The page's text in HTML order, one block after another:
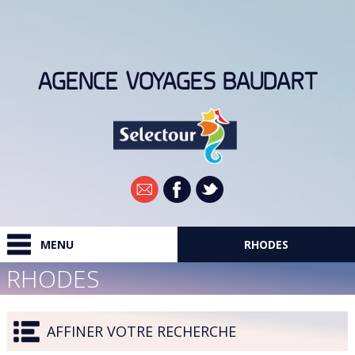
AGENCE VOYAGES BAUDART
Newsletter
MENU RHODES
RHODES
AFFINER VOTRE RECHERCHE